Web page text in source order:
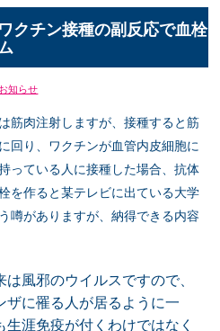
クチン接種の副反応で血栓
お知らせ
筋肉注射しますが、接種すると筋
回り、 ワクチンが血管内皮細胞に
っている人に接種した場合、抗体
を作ると某テレビに出ている大学
噂がありますが、納得できる内容
風邪のウイルスですので、
ザに罹る人が居るように一
涯免疫が付くわけではなく